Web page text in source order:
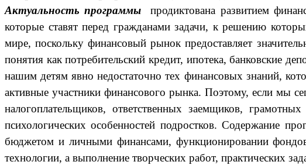
Актуальность программы продиктована развитием
которые ставят перед гражданами задачи, к решению
мире, поскольку финансовый рынок предоставляет
понятия как потребительский кредит, ипотека, банковские
нашим детям явно недостаточно тех финансовых знаний,
активные участники финансового рынка. Поэтому, если мы
налогоплательщиков, ответственных заемщиков,
психологических особенностей подростков. Содержание
бюджетом и личными финансами, функционировании
технологии, а выполнение творческих работ, практических